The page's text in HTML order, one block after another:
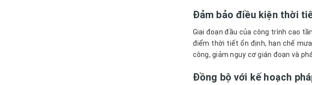
Đảm bảo điều kiện thời
Giai đoạn đầu của công trình cao
điểm thời tiết ổn định, hạn chế
công, giảm nguy cơ gián đoạn và
Đồng bộ với kế hoạch